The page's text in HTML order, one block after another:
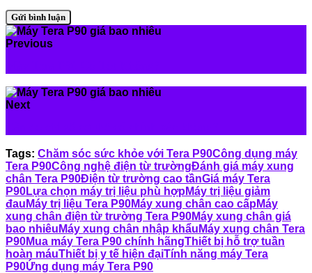
Previous
Next
Tags: Chăm sóc sức khỏe với Tera P90Công dụng máy
Tera P90Công nghệ điện từ trườngĐánh giá máy xung
chân Tera P90Điện từ trường cao tầnGiá máy Tera
P90Lựa chọn máy trị liệu phù hợpMáy trị liệu giảm
đau Máy trị liệu Tera P90Máy xung chân cao cấpMáy
xung chân điện từ trường Tera P90Máy xung chân giá
bao nhiêu Máy xung chân nhập khẩu Máy xung chân Tera
P90Mua máy Tera P90 chính hãngThiết bị hỗ trợ tuần
hoàn máuThiết bị y tế hiện đạiTính năng máy Tera
P90Ứng dụng máy Tera P90